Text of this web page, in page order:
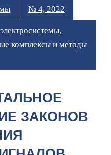
№ 4, 2022
комплексы и методы
ЗАКОНОВ